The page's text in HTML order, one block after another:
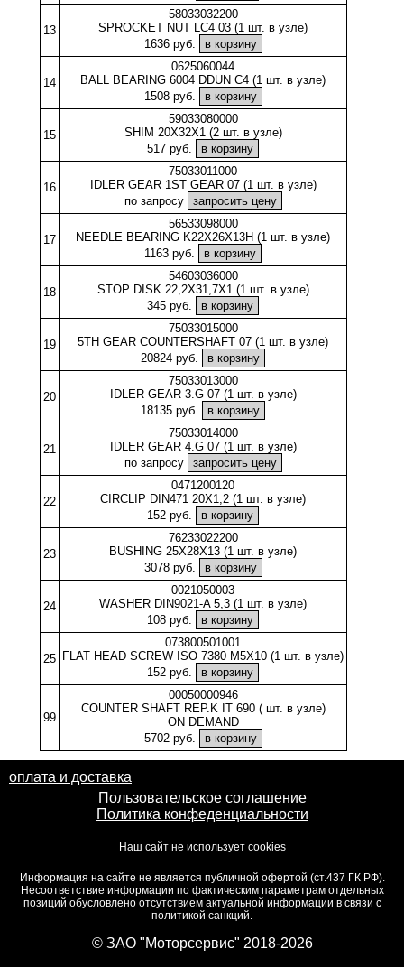
13
58033032200
SPROCKET NUT LC4 03 (1 шт. в узле)
1636 руб.
14
0625060044
BALL BEARING 6004 DDUN C4 (1 шт. в узле)
1508 руб.
15
59033080000
SHIM 20X32X1 (2 шт. в узле)
517 руб.
16
75033011000
IDLER GEAR 1ST GEAR 07 (1 шт. в узле)
по запросу
17
56533098000
NEEDLE BEARING K22X26X13H (1 шт. в узле)
1163 руб.
18
54603036000
STOP DISK 22,2X31,7X1 (1 шт. в узле)
345 руб.
19
75033015000
5TH GEAR COUNTERSHAFT 07 (1 шт. в узле)
20824 руб.
20
75033013000
IDLER GEAR 3.G 07 (1 шт. в узле)
18135 руб.
21
75033014000
IDLER GEAR 4.G 07 (1 шт. в узле)
по запросу
22
0471200120
CIRCLIP DIN471 20X1,2 (1 шт. в узле)
152 руб.
23
76233022200
BUSHING 25X28X13 (1 шт. в узле)
3078 руб.
24
0021050003
WASHER DIN9021-A 5,3 (1 шт. в узле)
108 руб.
25
073800501001
FLAT HEAD SCREW ISO 7380 M5X10 (1 шт. в узле)
152 руб.
99
00050000946
COUNTER SHAFT REP.K IT 690 ( шт. в узле)
ON DEMAND
5702 руб.
оплата и доставка
Пользовательское соглашение
Политика конфеденциальности
Наш сайт не использует cookies
Информация на сайте не является публичной офертой (ст.437 ГК РФ).
Несоответствие информации по фактическим параметрам отдельных
позиций обусловлено отсутствием актуальной информации в связи с
политикой санкций.
© ЗАО "Моторсервис" 2018-2026